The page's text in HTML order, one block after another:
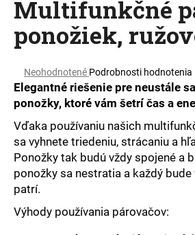
Multifunkčné
ponožiek,
Priemerné
hodnotenie
produktu
je
0,0
5
hviezdičiek.
Neohodnotené Podrobnosti hodnotenia
Elegantné riešenie pre neustále
ponožky, ktoré vám šetrí čas a
Vďaka používaniu našich
sa vyhnete triedeniu, strácaniu a
Ponožky tak budú vždy spojené a
ponožky sa nestratia a každý
patrí.
Výhody používania párovačov:
á
j
s
?
HĽADAŤ
O